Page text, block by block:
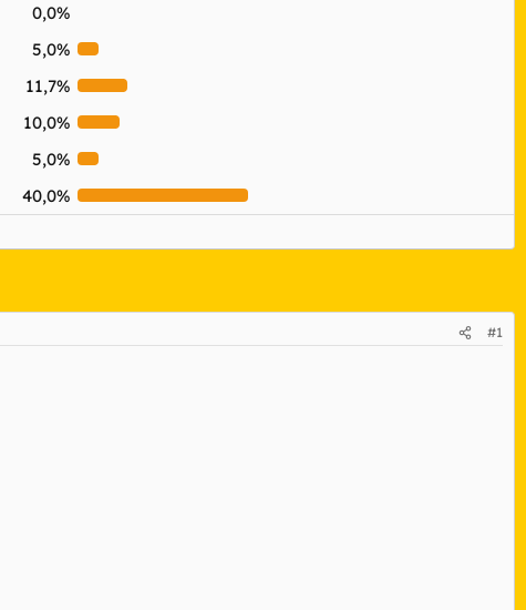
0,0%
5,0%
11,7%
10,0%
5,0%
40,0%
#1